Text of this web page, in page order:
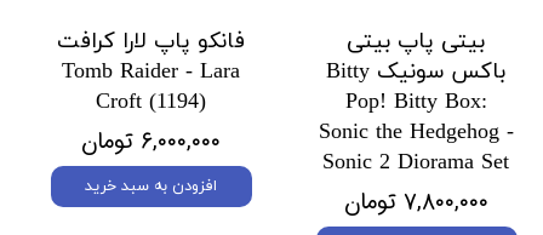
بیتی پاپ بیتی
باکس سونیک Bitty
Pop! Bitty Box:
Sonic the Hedgehog -
Sonic 2 Diorama Set
۷,۸۰۰,۰۰۰ تومان
فانکو پاپ لارا کرافت
Tomb Raider - Lara
Croft (1194)
۶,۰۰۰,۰۰۰ تومان
افزودن به سبد خرید